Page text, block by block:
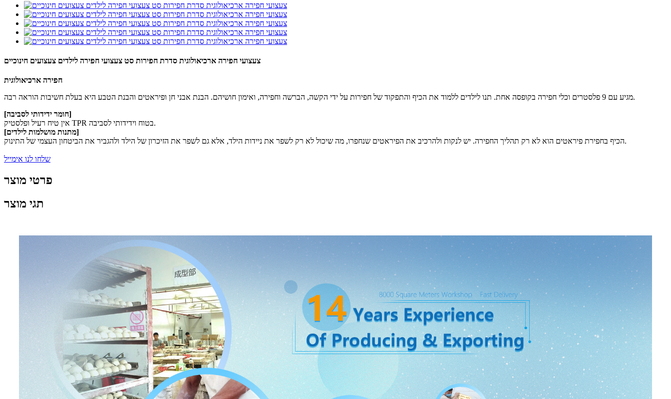
צעצועי חפירה ארכיאולוגית סדרת חפירות סט צעצועי חפירה לילדים צעצועים חינוכיים
חפירה ארכיאולוגית
מגיע עם 9 פלסטרים וכלי חפירה בקופסה אחת. תנו לילדים ללמוד את הכיף והתפקוד של חפירות על ידי הקשה, הברשה וחפירה, ואימון חושיהם. הבנת אבני חן ופיראטים והבנת הטבע היא בעלת חשיבות הוראה רבה.
[חומר ידידותי לסביבה]
אין טיח רעיל ופלסטיק TPR בטוח וידידותי לסביבה.
[מתנות מושלמות לילדים]
הכיף בחפירת פיראטים הוא לא רק תהליך החפירה. יש לנקות ולהרכיב את הפיראטים שנחפרו, מה שיכול לא רק לשפר את ניידות הילד, אלא גם לשפר את הזיכרון של הילד ולהגביר את הביטחון העצמי של התינוק.
שלחו לנו אימייל
פרטי מוצר
תגי מוצר